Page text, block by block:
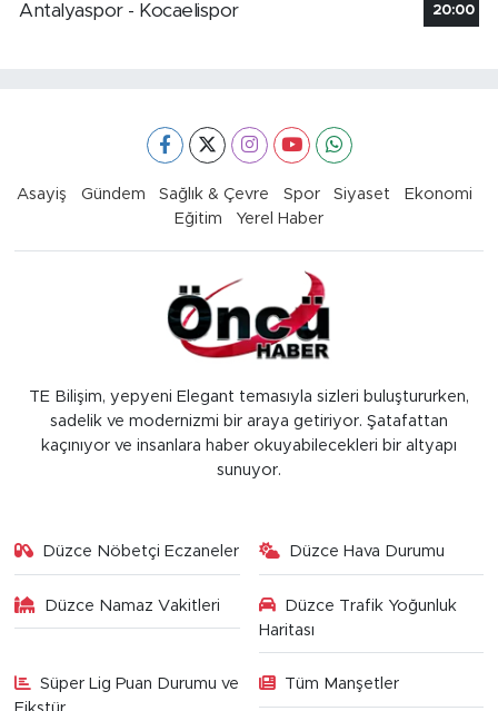
Antalyaspor - Kocaelispor 20:00
Asayiş Gündem Sağlık & Çevre Spor Siyaset
Ekonomi
Eğitim
Yerel Haber
TE Bilişim, yepyeni Elegant temasıyla sizleri buluştururken,
sadelik ve modernizmi bir araya getiriyor. Şatafattan
kaçınıyor ve insanlara haber okuyabilecekleri bir altyapı
sunuyor.
Düzce Nöbetçi Eczaneler Düzce Hava Durumu
Düzce Namaz Vakitleri
Düzce Trafik Yoğunluk
Haritası
Süper Lig Puan Durumu ve
Tüm Manşetler